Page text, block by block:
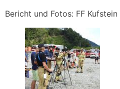
Bericht und Fotos: FF Kufstein